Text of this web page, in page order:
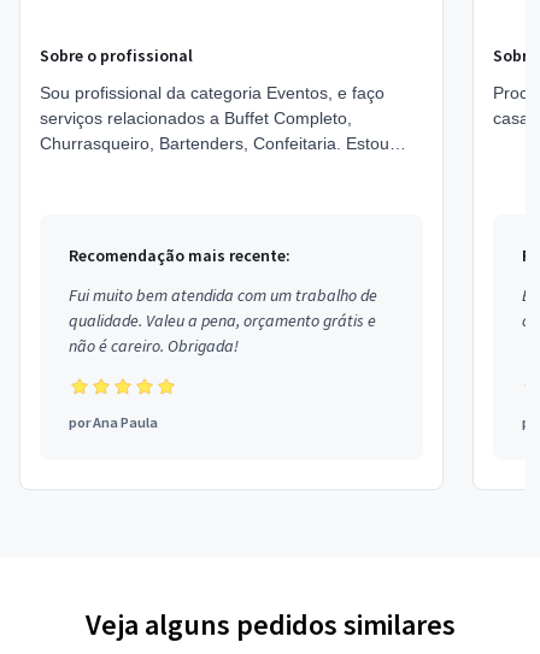
Sobre o profissional
Sou profissional da categoria Eventos, e faço
serviços relacionados a Buffet Completo,
Churrasqueiro, Bartenders, Confeitaria. Estou
Recomendação mais recente:
Fui muito bem atendida com um trabalho de
qualidade. Valeu a pena, orçamento grátis e
não é careiro. Obrigada!
porAna Paula
Veja alguns pedidos similares